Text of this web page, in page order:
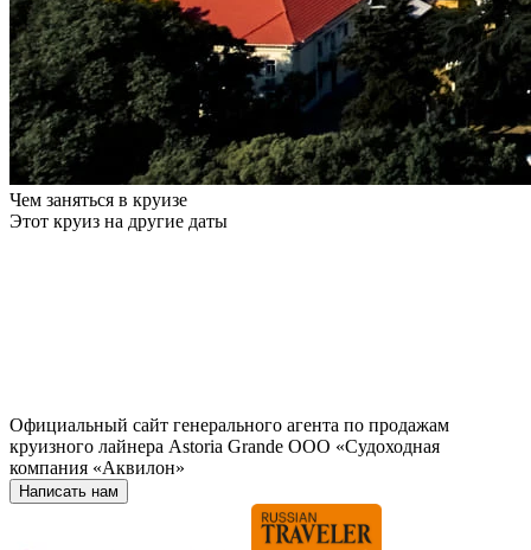
Чем заняться в круизе
Этот круиз на другие даты
Официальный сайт генерального агента по продажам
круизного лайнера Astoria Grande ООО «Судоходная
компания «Аквилон»
Написать нам